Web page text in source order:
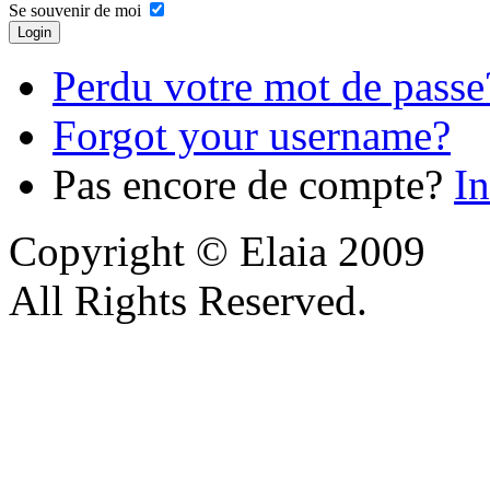
Se souvenir de moi
Perdu votre mot de
Forgot your username?
Pas encore de compte?
Copyright © Elaia 2009
All Rights Reserved.